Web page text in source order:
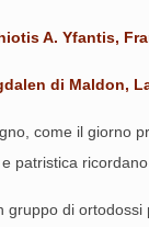
A. Yfantis,
di Maldon,
come il giorno
patristica ricordano
gruppo di